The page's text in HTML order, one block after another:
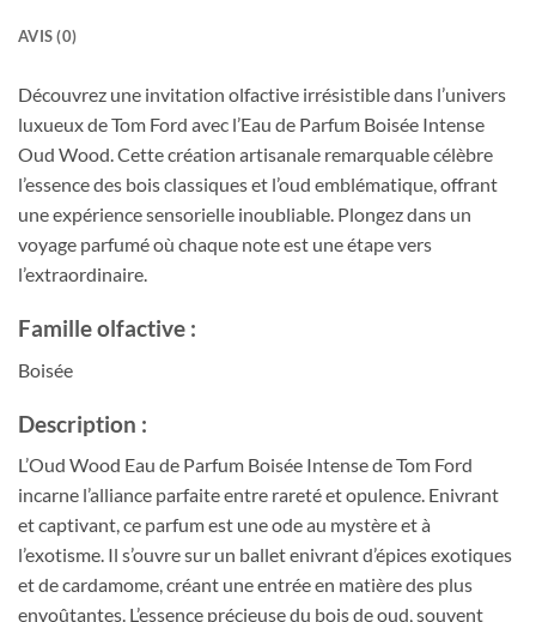
AVIS (0)
Découvrez une invitation olfactive irrésistible dans l’univers
luxueux de Tom Ford avec l’Eau de Parfum Boisée Intense
Oud Wood. Cette création artisanale remarquable célèbre
l’essence des bois classiques et l’oud emblématique, offrant
une expérience sensorielle inoubliable. Plongez dans un
voyage parfumé où chaque note est une étape vers
l’extraordinaire.
Famille olfactive :
Boisée
Description :
L’Oud Wood Eau de Parfum Boisée Intense de Tom Ford
incarne l’alliance parfaite entre rareté et opulence. Enivrant
et captivant, ce parfum est une ode au mystère et à
l’exotisme. Il s’ouvre sur un ballet enivrant d’épices exotiques
et de cardamome, créant une entrée en matière des plus
envoûtantes. L’essence précieuse du bois de oud, souvent